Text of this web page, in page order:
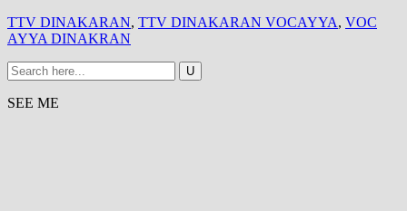
TTV DINAKARAN, TTV DINAKARAN VOCAYYA, VOC
AYYA DINAKRAN
SEE ME